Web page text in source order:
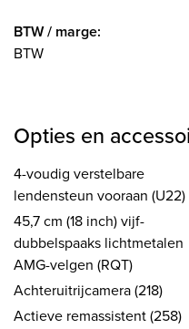
BTW / marge:
BTW
Opties en
4-voudig verstelbare
lendensteun vooraan (U22)
45,7 cm (18 inch) vijf-
dubbelspaaks lichtmetalen
AMG-velgen (RQT)
Achteruitrijcamera (218)
Actieve remassistent (258)